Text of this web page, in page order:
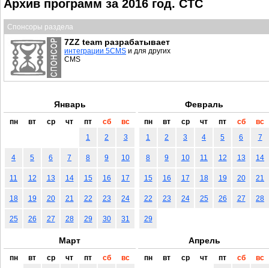
Архив программ за 2016 год. СТС
Спонсоры раздела
7ZZ team разрабатывает
интеграции 5CMS и для других
CMS
Январь
пн вт ср чт пт сб
вс
1
2 3
4 5 6 7 8 9 10
11 12 13 14 15 16 17
18 19 20 21 22 23 24
25 26 27 28 29 30 31
Февраль
пн вт ср чт пт сб
вс
1
2 3 4 5 6 7
8 9 10 11 12 13 14
15 16 17 18 19 20 21
22 23 24 25 26 27 28
29
Март
пн вт ср чт пт сб
вс
Апрель
пн вт ср чт пт сб
вс